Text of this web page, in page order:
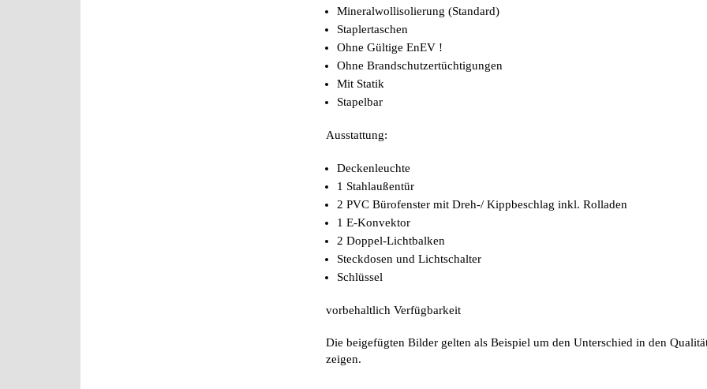
Mineralwollisolierung (Standard)
Staplertaschen
Ohne Gültige EnEV !
Ohne Brandschutzertüchtigungen
Mit Statik
Stapelbar
Ausstattung:
Deckenleuchte
1 Stahlaußentür
2 PVC Bürofenster mit Dreh-/ Kippbeschlag inkl. Rolladen
1 E-Konvektor
2 Doppel-Lichtbalken
Steckdosen und Lichtschalter
Schlüssel
vorbehaltlich Verfügbarkeit
Die beigefügten Bilder gelten als Beispiel um den Unterschied in den
zeigen.